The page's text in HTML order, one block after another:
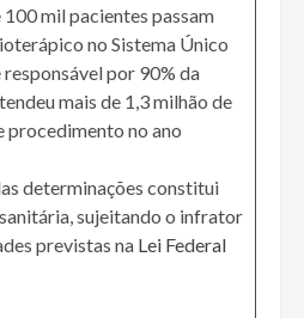
mil pacientes passam
no Sistema Único
responsável por 90% da
mais de 1,3 milhão de
procedimento no ano
determinações constitui
sujeitando o infrator
previstas na Lei Federal